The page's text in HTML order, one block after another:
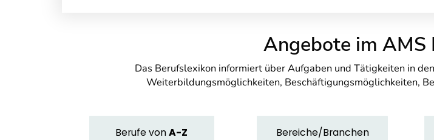
Angebote im AMS
Das Berufslexikon informiert über Aufgaben und Tätigkeiten in
Weiterbildungsmöglichkeiten, Beschäftigungsmöglichkeiten,
BerufevonA-Z Bereiche/Branchen